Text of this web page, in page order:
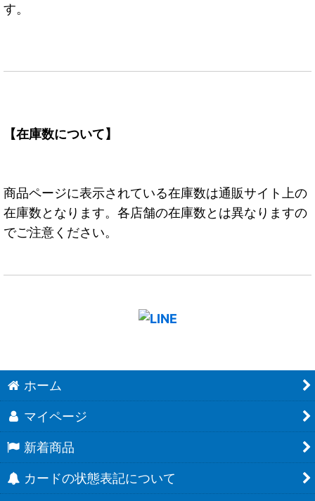
す。
【在庫数について】
商品ページに表示されている在庫数は通販サイト上の
在庫数となります。各店舗の在庫数とは異なりますの
でご注意ください。
ホーム
マイページ
新着商品
カードの状態表記について